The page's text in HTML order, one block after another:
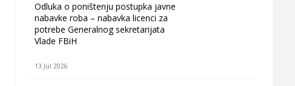
Odluka o poništenju postupka javne
nabavke roba – nabavka licenci za
potrebe Generalnog sekretarijata
Vlade FBiH
13 Jul 2026